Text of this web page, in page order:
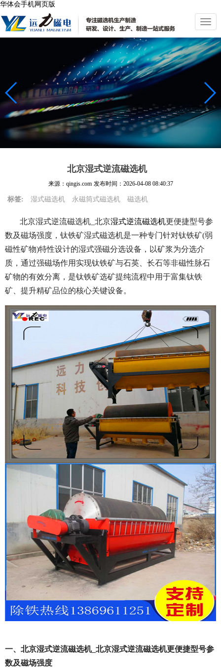
华体会手机网页版
切
换
导
航
北京湿式逆流磁选机
来源：qingis.com 发布时间： 2026-04-08 08:40:37
标签: 湿式磁选机 永磁筒式磁选机 磁选机
北京湿式逆流磁选机_北京湿式逆流磁选机更便捷型号参
数及磁场强度，钛铁矿湿式磁选机是一种专门针对钛铁矿(弱
磁性矿物)特性设计的湿式强磁分选设备，以矿浆为分选介
质，通过强磁场作用实现钛铁矿与石英、长石等非磁性脉石
矿物的有效分离，是钛铁矿选矿提纯流程中用于富集钛铁
矿、提升精矿品位的核心关键设备。
一、北京湿式逆流磁选机_北京湿式逆流磁选机更便捷型号参
数及磁场强度